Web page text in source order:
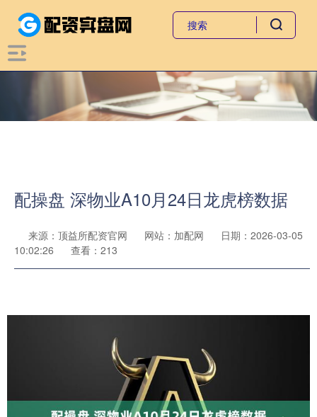
配操盘 深物业A10月24日龙虎榜数据
来源：顶益所配资官网 网站：加配网
日期：2026-03-05
10:02:26
查看：213